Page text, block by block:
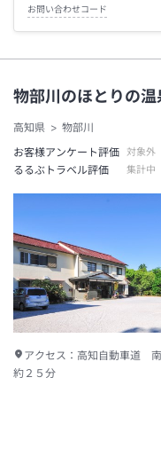
お問い合わせコード
物部川のほとりの
高知県
物部川
お客様アンケート評価
対象外
るるぶトラベル評価 集計中
アクセス： 高知自動車道 南
約２５分